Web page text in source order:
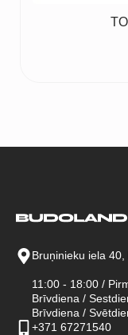
Bruņinieku iela 40,
11:00 - 18:00 /
Brīvdiena /
Brīvdiena /
+371 67271540